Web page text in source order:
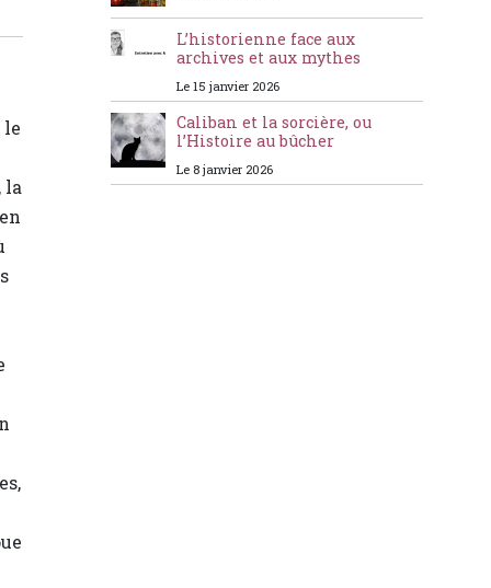
le
la
L’historienne face aux
archives et aux mythes
Le 15 janvier 2026
Caliban et la sorcière, ou
l’Histoire au bûcher
Le 8 janvier 2026